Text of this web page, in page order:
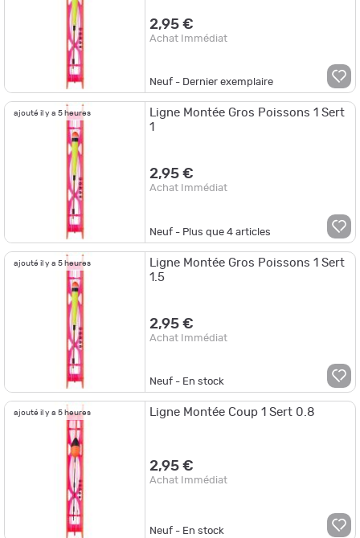
2,95 €
Achat Immédiat
Neuf - Dernier exemplaire
ajouté il y a 5 heures
Ligne Montée Gros Poissons 1 Sert
1
2,95 €
Achat Immédiat
Neuf - Plus que4 articles
ajouté il y a 5 heures
Ligne Montée Gros Poissons 1 Sert
1.5
2,95 €
Achat Immédiat
Neuf - En stock
ajouté il y a 5 heures Ligne Montée Coup 1 Sert 0.8
2,95 €
Achat Immédiat
Neuf - En stock